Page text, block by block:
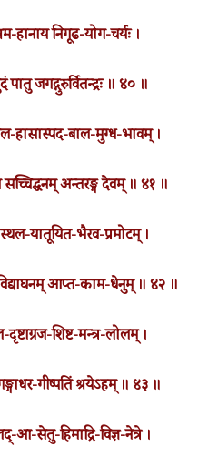
हानाय निगूढ-योग-चर्यः ।
जगद्गुरुर्वितन्द्रः ॥ ४० ॥
हासास्पद-बाल-मुग्ध-भावम् ।
अन्तरङ्ग देवम् ॥ ४१ ॥
यातूयित-भैरव-प्रमोटम् ।
आप्त-काम-धेनुम् ॥ ४२ ॥
शिष्ट-मन्त्र-लोलम् ।
गीष्पतिं श्रयेऽहम् ॥ ४३ ॥
सेतु-हिमाद्रि-विज्ञ-नेत्रे ।